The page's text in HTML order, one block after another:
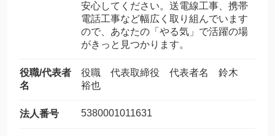
安心してください。送電線工事、携帯
電話工事など幅広く取り組んでいます
ので、あなたの「やる気」で活躍の場
がきっと見つかります。
役職/代表者
名
役職 代表取締役 代表者名 鈴木
裕也
法人番号 5380001011631